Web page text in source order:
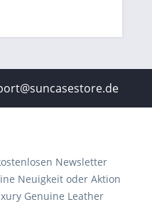
Newsletter
Neuigkeit oder Aktion
Genuine Leather